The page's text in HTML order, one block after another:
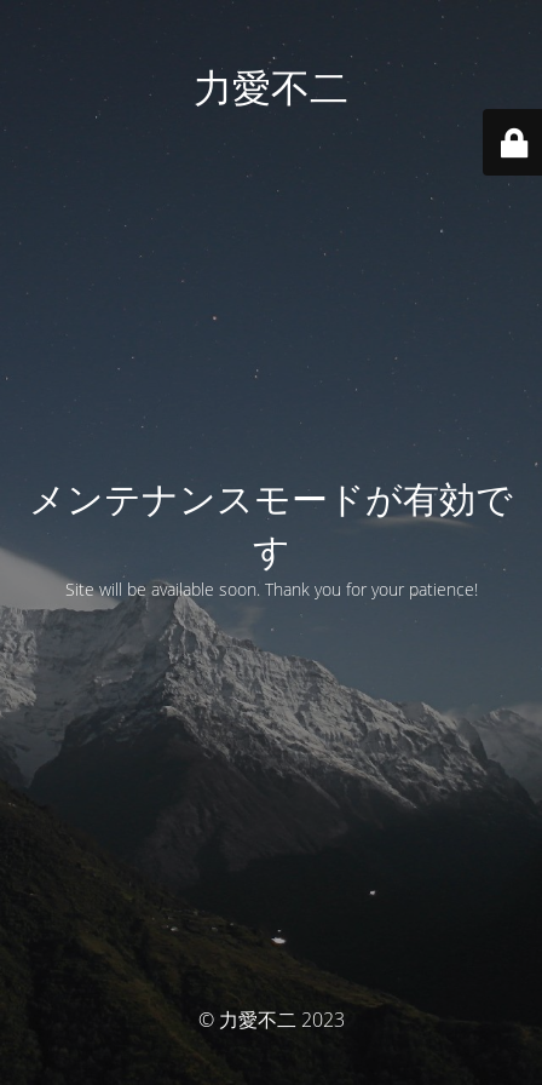
力愛不二
メンテナンスモードが有効で
す
Site will be available soon. Thank you for your patience!
© 力愛不二 2023